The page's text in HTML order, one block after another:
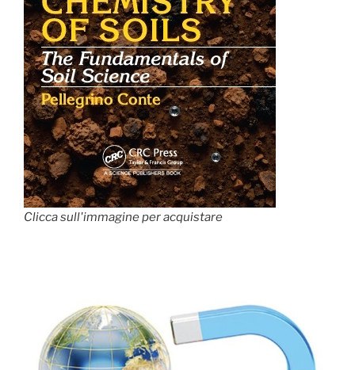
Clicca sull'immagine per acquistare